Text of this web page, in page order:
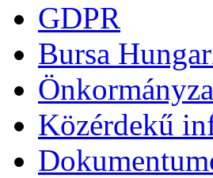
GDPR
Bursa
Közérdekű